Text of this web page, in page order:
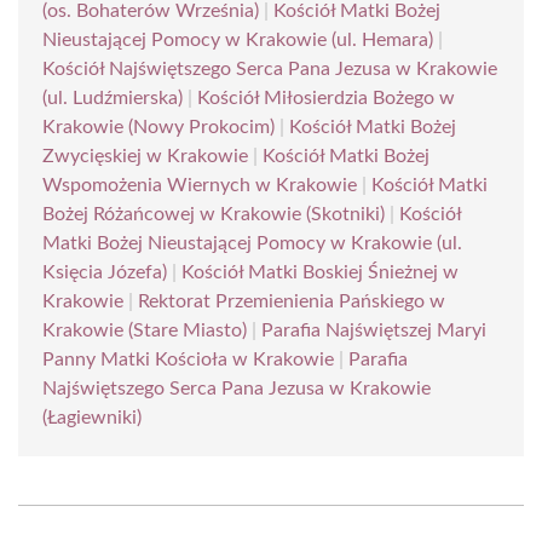
(os. Bohaterów Września)
Kościół Matki Bożej
Nieustającej Pomocy w Krakowie (ul. Hemara)
Kościół Najświętszego Serca Pana Jezusa w Krakowie
(ul. Ludźmierska)
Kościół Miłosierdzia Bożego w
Krakowie (Nowy Prokocim)
Kościół Matki Bożej
Zwycięskiej w Krakowie
Kościół Matki Bożej
Wspomożenia Wiernych w Krakowie
Kościół Matki
Bożej Różańcowej w Krakowie (Skotniki)
Kościół
Matki Bożej Nieustającej Pomocy w Krakowie (ul.
Księcia Józefa)
Kościół Matki Boskiej Śnieżnej w
Krakowie
Rektorat Przemienienia Pańskiego w
Krakowie (Stare Miasto)
Parafia Najświętszej Maryi
Panny Matki Kościoła w Krakowie
Parafia
Najświętszego Serca Pana Jezusa w Krakowie
(Łagiewniki)